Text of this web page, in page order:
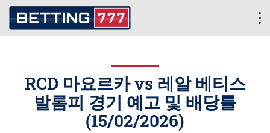
RCD 마요르카 vs 레알 베티스
발롬피 경기 예고 및 배당률
(15/02/2026)